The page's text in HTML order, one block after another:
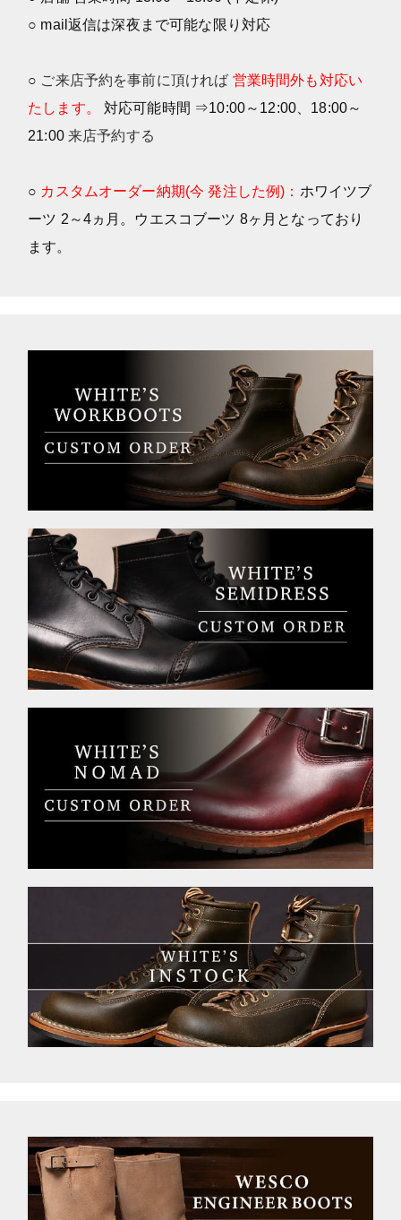
○ mail返信は深夜まで可能な限り対応
○ ご来店予約を事前に頂ければ 営業時間外も対応い
たします。
対応可能時間 ⇒10:00～12:00、18:00～
21:00来店予約する
○ カスタムオーダー納期(今 発注した例)： ホワイツブ
ーツ 2～4ヵ月。ウエスコブーツ 8ヶ月となっており
ます。